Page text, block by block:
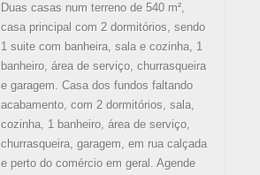
Duas casas num terreno de 540 m²,
casa principal com 2 dormitórios, sendo
1 suite com banheira, sala e cozinha, 1
banheiro, área de serviço, churrasqueira
e garagem. Casa dos fundos faltando
acabamento, com 2 dormitórios, sala,
cozinha, 1 banheiro, área de serviço,
churrasqueira, garagem, em rua calçada
e perto do comércio em geral. Agende